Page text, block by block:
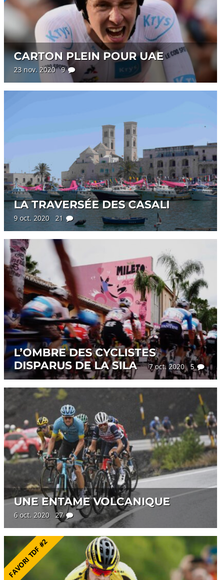
CARTON PLEIN POUR UAE
23 nov. 2020 9
LA TRAVERSÉE DES CASALI
9 oct. 2020 21
L’OMBRE DES CYCLISTES
DISPARUS DE LA SILA
7 oct. 2020 5
UNE ENTAME VOLCANIQUE
6 oct. 2020 27
FAVORI TDF #2